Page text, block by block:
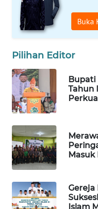
Buka
Pilihan Editor
Bupati
Tahun
Masuk
Gereja
Islam
MAWAKA
ID
NET
PLN
WATCH
LPKKI
KOPEKLIN